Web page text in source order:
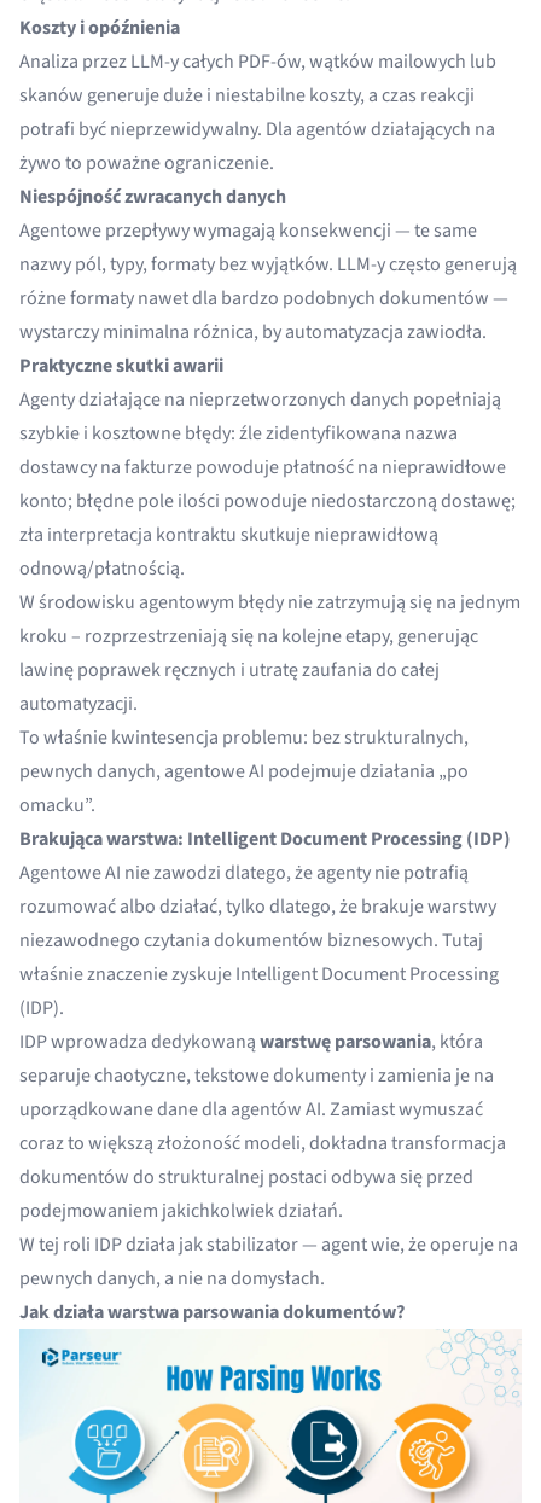
Koszty i opóźnienia
Analiza przez LLM-y całych PDF-ów, wątków mailowych lub
skanów generuje duże i niestabilne koszty, a czas reakcji
potrafi być nieprzewidywalny. Dla agentów działających na
żywo to poważne ograniczenie.
Niespójność zwracanych danych
Agentowe przepływy wymagają konsekwencji — te same
nazwy pól, typy, formaty bez wyjątków. LLM-y często generują
różne formaty nawet dla bardzo podobnych dokumentów —
wystarczy minimalna różnica, by automatyzacja zawiodła.
Praktyczne skutki awarii
Agenty działające na nieprzetworzonych danych popełniają
szybkie i kosztowne błędy: źle zidentyfikowana nazwa
dostawcy na fakturze powoduje płatność na nieprawidłowe
konto; błędne pole ilości powoduje niedostarczoną dostawę;
zła interpretacja kontraktu skutkuje nieprawidłową
odnową/płatnością.
W środowisku agentowym błędy nie zatrzymują się na jednym
kroku – rozprzestrzeniają się na kolejne etapy, generując
lawinę poprawek ręcznych i utratę zaufania do całej
automatyzacji.
To właśnie kwintesencja problemu: bez strukturalnych,
pewnych danych, agentowe AI podejmuje działania „po
omacku”.
Brakująca warstwa: Intelligent Document Processing (IDP)
Agentowe AI nie zawodzi dlatego, że agenty nie potrafią
rozumować albo działać, tylko dlatego, że brakuje warstwy
niezawodnego czytania dokumentów biznesowych. Tutaj
właśnie znaczenie zyskujeIntelligent Document Processing
(IDP).
IDP wprowadza dedykowanąwarstwę parsowania, która
separuje chaotyczne, tekstowe dokumenty i zamienia je na
uporządkowane dane dla agentów AI. Zamiast wymuszać
coraz to większą złożoność modeli, dokładna transformacja
dokumentów do strukturalnej postaci odbywa się przed
podejmowaniem jakichkolwiek działań.
W tej roli IDP działa jak stabilizator — agent wie, że operuje na
pewnych danych, a nie na domysłach.
Jak działa warstwa parsowania dokumentów?